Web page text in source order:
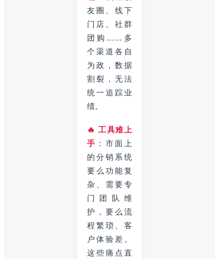
友圈、线下
门店、社群
团购……多
个渠道各自
为政，数据
割裂，无法
统一追踪业
绩。
🔥 工具难上
手 ：市面上
的分销系统
要么功能复
杂、需要专
门团队维
护，要么流
程繁琐、客
户体验差。
这些痛点直